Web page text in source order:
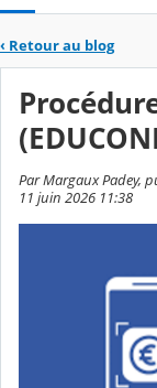
‹ Retour au blog
Par Margaux Padey,
11 juin 2026 11:38